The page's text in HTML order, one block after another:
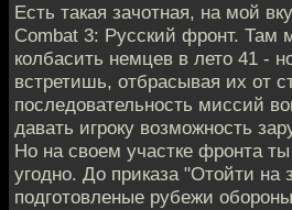
Есть такая зачотная, на мой
Combat 3: Русский фронт. Там
колбасить немцев в лето 41 -
встретишь, отбрасывая их от
последовательность миссий
давать игроку возможность
Но на своем участке фронта
угодно. До приказа "Отойти на
подготовленые рубежи